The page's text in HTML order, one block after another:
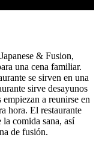
& Fusion,
una cena familiar.
se sirven en una
sirve desayunos
a reunirse en
hora. El restaurante
la comida sana, así
de fusión.